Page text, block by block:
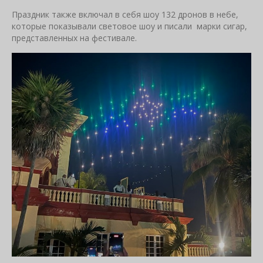
Праздник также включал в себя шоу 132 дронов в небе,
которые показывали световое шоу и писали марки сигар,
представленных на фестивале.